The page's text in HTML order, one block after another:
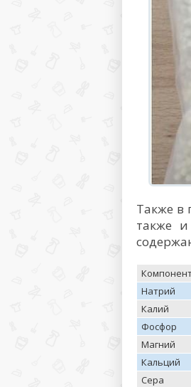
Также в
также
Натрий
Калий
Фосфор
Магний
Кальций
Сера